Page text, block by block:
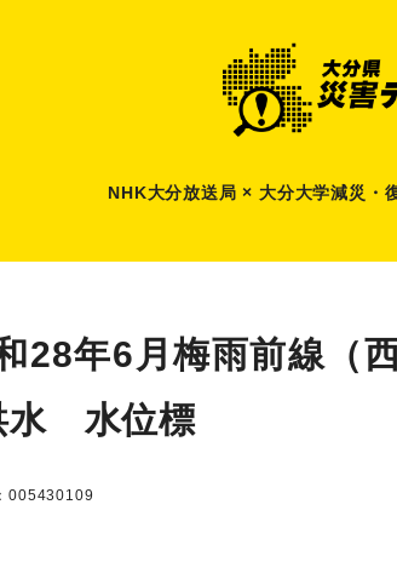
NHK大分放送局 × 大分大学減災 ・
和28年6月梅雨前線
水 水位標
005430109